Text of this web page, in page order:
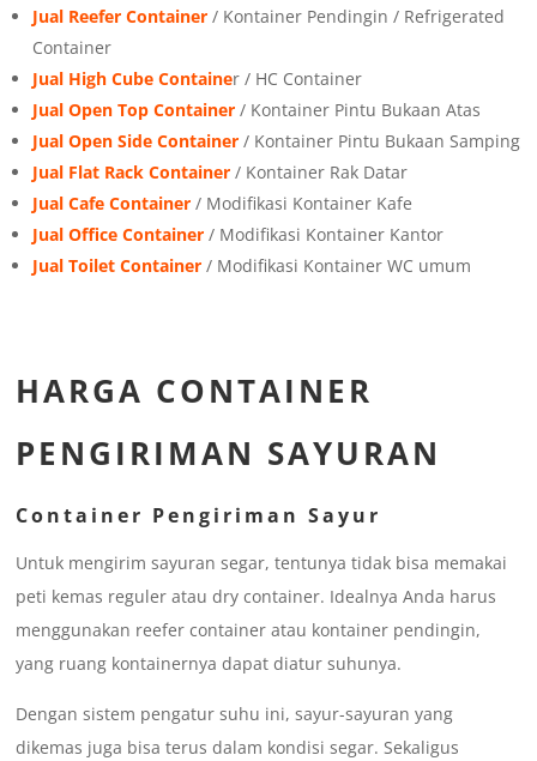
Jual Reefer Container / Kontainer Pendingin / Refrigerated
Container
Jual High Cube Container / HC Container
Jual Open Top Container / Kontainer Pintu Bukaan Atas
Jual Open Side Container / Kontainer Pintu Bukaan Samping
Jual Flat Rack Container / Kontainer Rak Datar
Jual Cafe Container / Modifikasi Kontainer Kafe
Jual Office Container / Modifikasi Kontainer Kantor
Jual Toilet Container / Modifikasi Kontainer WC umum
HARGA CONTAINER
PENGIRIMAN SAYURAN
Container Pengiriman Sayur
Untuk mengirim sayuran segar, tentunya tidak bisa memakai
peti kemas reguler atau dry container. Idealnya Anda harus
menggunakan reefer container atau kontainer pendingin,
yang ruang kontainernya dapat diatur suhunya.
Dengan sistem pengatur suhu ini, sayur-sayuran yang
dikemas juga bisa terus dalam kondisi segar. Sekaligus